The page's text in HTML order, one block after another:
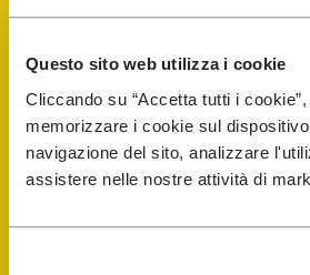
Questo sito web utilizza i cookie
Cliccando su “Accetta tutti i
memorizzare i cookie sul
navigazione del sito, analizzare
assistere nelle nostre attività di
FiveFingers Guide
E-SHOP
Trouver un cordonnier